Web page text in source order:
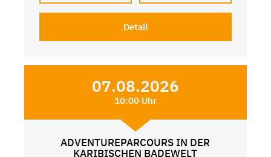
Detail
07.08.2026
10:00 Uhr
ADVENTUREPARCOURS IN DER
KARIBISCHEN BADEWELT